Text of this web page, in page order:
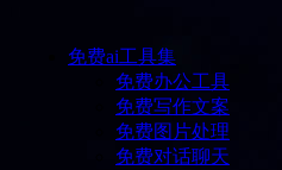
免费ai工具集
免费办公工具
免费写作文案
免费图片处理
免费对话聊天